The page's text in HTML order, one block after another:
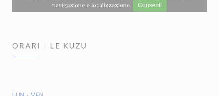
navigazione e localizzazione.
Consenti
ORARI LE KUZU